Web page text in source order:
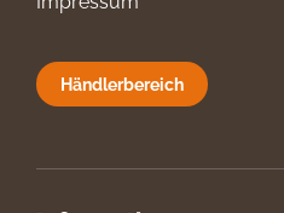
Händlerbereich